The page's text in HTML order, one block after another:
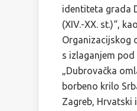
identiteta grada
(XIV.-XX. st.)“,
Organizacijskog
s izlaganjem
„Dubrovačka
borbeno krilo
Zagreb, Hrvatski